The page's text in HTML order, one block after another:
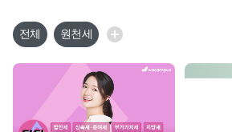
전체 원천세